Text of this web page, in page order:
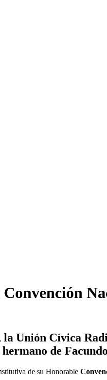
la Unión Cívica
de
de su Honorable